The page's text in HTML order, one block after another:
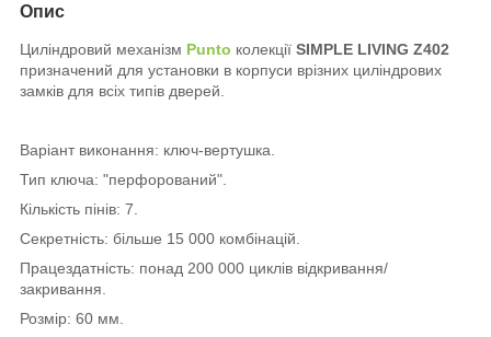
Опис
Циліндровий механізм Punto колекції SIMPLE LIVING Z402
призначений для установки в корпуси врізних циліндрових
замків для всіх типів дверей.
Варіант виконання: ключ-вертушка.
Тип ключа: "перфорований".
Кількість пінів: 7.
Секретність: більше 15 000 комбінацій.
Працездатність: понад 200 000 циклів відкривання/
закривання.
Розмір: 60 мм.